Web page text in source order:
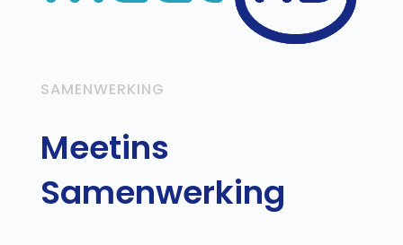
SAMENWERKING
Meetins
Samenwerking